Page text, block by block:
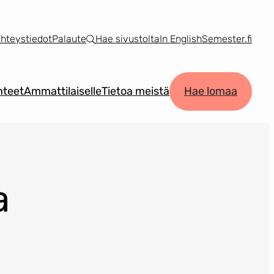
Palaute Hae sivustoltaIn EnglishSemester.fi
AmmattilaiselleTietoa meistä Hae lomaa